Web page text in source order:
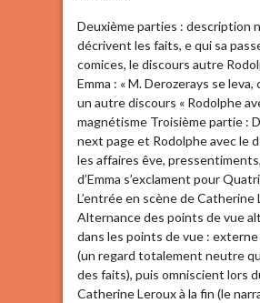
Deuxième parties : description
décrivent les faits, e qui sa
comices, le discours autre
Emma : « M. Derozerays se
un autre discours « Rodolphe
magnétisme Troisième partie :
next page et Rodolphe avec le
les affaires êve,
d’Emma s’exclament pour
L’entrée en scène de Catherine
Alternance des points de vue
dans les points de vue :
(un regard totalement neutre
des faits), puis omniscient lors
Catherine Leroux à la fin (le